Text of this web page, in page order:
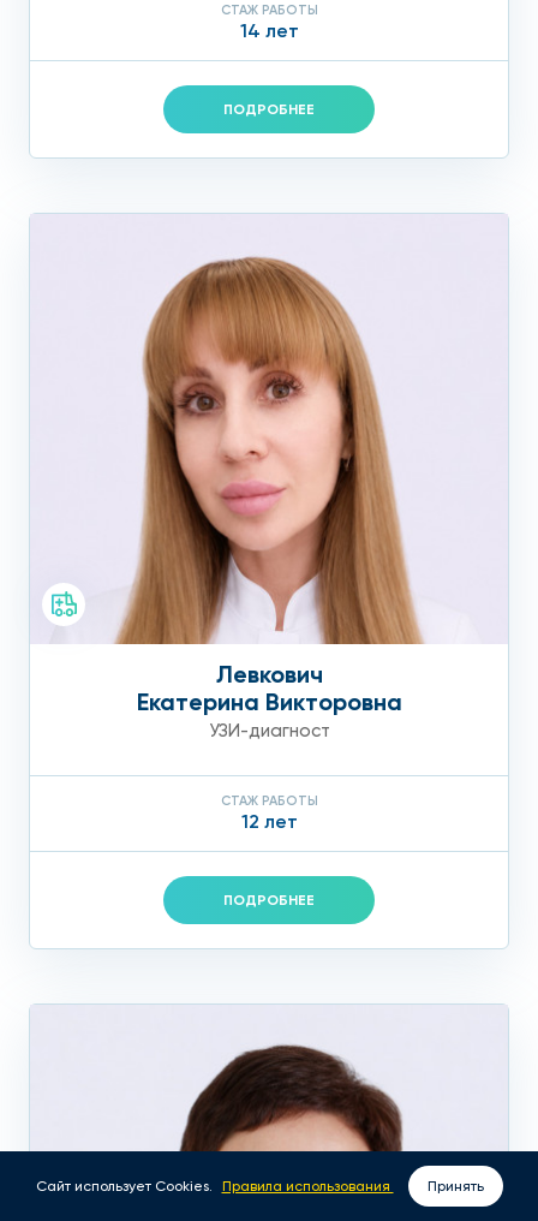
СТАЖ РАБОТЫ
14 лет
ПОДРОБНЕЕ
Левкович
Екатерина Викторовна
УЗИ-диагност
СТАЖ РАБОТЫ
12 лет
ПОДРОБНЕЕ
Сайт использует Cookies. Правила использования Принять
ВЫЗОВ ВРАЧА НА ДОМ ЗАПИСАТЬСЯ ОНЛАЙН